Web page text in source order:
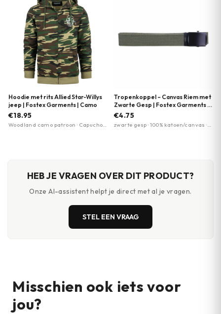
Hoodie met rits Allied Star-Willys
jeep | Fostex Garments | Camo
€18.95
Woodland camo patroon · Capuchon
Tropenkoppel – Canvas Riem met
Zwarte Gesp | Fostex Garments |
Meerdere kleuren
€4.75
zwarte gesp · 100% katoen/canvas ·
HEB JE VRAGEN OVER DIT PRODUCT?
Onze AI-assistent helpt je direct met al je vragen.
STEL EEN VRAAG
Misschien ook iets voor
jou?